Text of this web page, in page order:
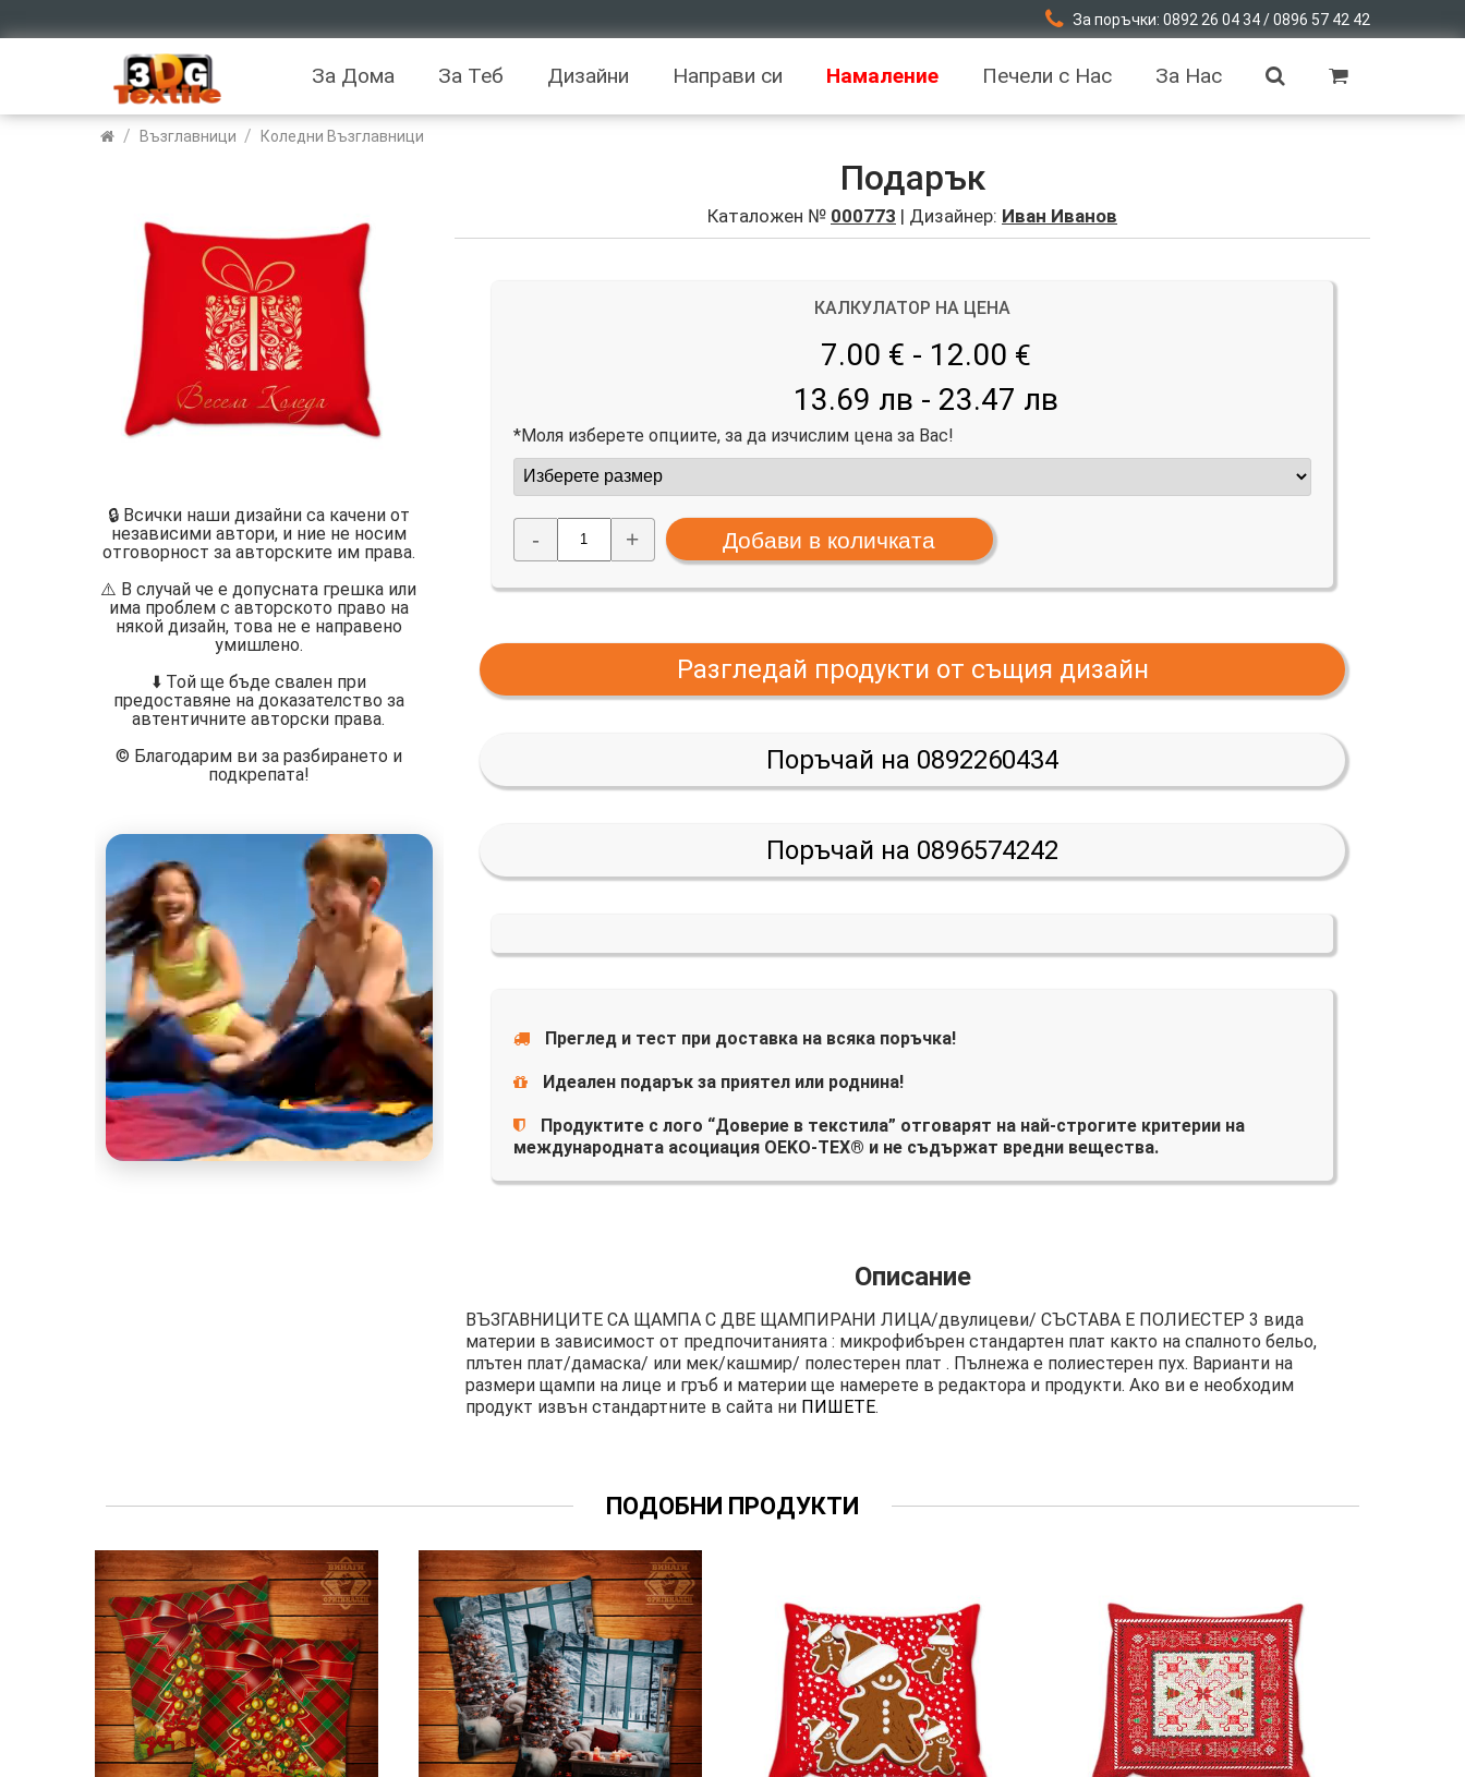
За поръчки: 0892 26 04 34 / 0896 57 42 42
За Дома За Теб Дизайни Направи си Намаление Печели с Нас За Нас
/ Възглавници / Коледни Възглавници
🔒 Всички наши дизайни са качени от
независими автори, и ние не носим
отговорност за авторските им права.
⚠️ В случай че е допусната грешка или
има проблем с авторското право на
някой дизайн, това не е направено
умишлено.
⬇️ Той ще бъде свален при
предоставяне на доказателство за
автентичните авторски права.
©️ Благодарим ви за разбирането и
подкрепата!
Подарък
Каталожен № 000773 | Дизайнер: Иван Иванов
КАЛКУЛАТОР НА ЦЕНА
7.00 € - 12.00 €
13.69 лв - 23.47 лв
*Моля изберете опциите, за да изчислим цена за Вас!
- +
Разгледай продукти от същия дизайн
Поръчай на 0892260434
Поръчай на 0896574242
Преглед и тест при доставка на всяка поръчка!
Идеален подарък за приятел или роднина!
Продуктите с лого “Доверие в текстила” отговарят на най-строгите критерии на
международната асоциация OEKO-TEX® и не съдържат вредни вещества.
Описание
ВЪЗГАВНИЦИТЕ СА ЩАМПА С ДВЕ ЩАМПИРАНИ ЛИЦА/двулицеви/ СЪСТАВА Е ПОЛИЕСТЕР 3 вида
материи в зависимост от предпочитанията : микрофибърен стандартен плат както на спалното бельо,
плътен плат/дамаска/ или мек/кашмир/ полестерен плат . Пълнежа е полиестерен пух. Варианти на
размери щампи на лице и гръб и материи ще намерете в редактора и продукти. Ако ви е необходим
продукт извън стандартните в сайта ни ПИШЕТЕ.
ПОДОБНИ ПРОДУКТИ